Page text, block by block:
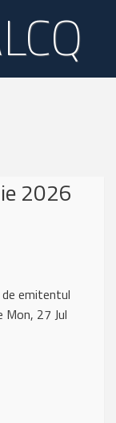
2026
emitentul
Mon, 27 Jul